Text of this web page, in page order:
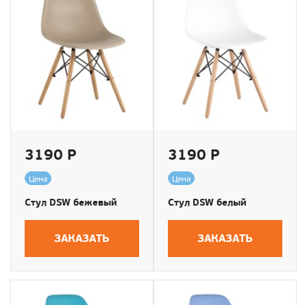
3190 Р
Цена
Стул DSW бежевый
ЗАКАЗАТЬ
3190 Р
Цена
Стул DSW белый
ЗАКАЗАТЬ